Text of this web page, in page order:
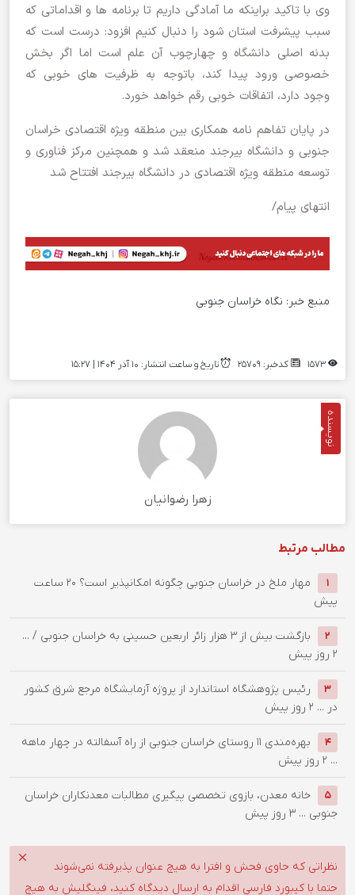
وی با تاکید براینکه ما آمادگی داریم تا برنامه ها و اقداماتی که
سبب پیشرفت استان شود را دنبال کنیم افزود: درست است که
بدنه اصلی دانشگاه و چهارچوب آن علم است اما اگر بخش
خصوصی ورود پیدا کند، باتوجه به ظرفیت های خوبی که
وجود دارد، اتفاقات خوبی رقم خواهد خورد.
در پایان تفاهم نامه همکاری بین منطقه ویژه اقتصادی خراسان
جنوبی و دانشگاه بیرجند منعقد شد و همچنین مرکز فناوری و
توسعه منطقه ویژه اقتصادی در دانشگاه بیرجند افتتاح شد
انتهای پیام/
منبع خبر: نگاه خراسان جنوبی
کدخبر: 25709 تاریخ و ساعت انتشار: ۱۰ آذر ۱۴۰۴ | 15:27
نویسنده
زهرا رضوانیان
مطالب مرتبط
1 ‌مهار ملخ در خراسان جنوبی چگونه امکانپذیر است؟
20 ساعت
پیش
2
بازگشت بیش از ۳ هزار زائر اربعین حسینی به خراسان جنوبی / ...
2 روز پیش
3
رئیس پژوهشگاه استاندارد از پروژه آزمایشگاه مرجع شرق کشور
در ... 2 روز پیش
4
بهره‌مندی ۱۱ روستای خراسان جنوبی از راه آسفالته در چهار ماهه
... 2 روز پیش
5
خانه معدن، بازوی تخصصی پیگیری مطالبات معدنکاران خراسان
جنوبی ... 3 روز پیش
نظراتی که حاوی فحش و افترا به هیچ عنوان پذیرفته نمی‌شوند
حتما با کیبورد فارسی اقدام به ارسال دیدگاه کنید، فینگلیش به هیچ